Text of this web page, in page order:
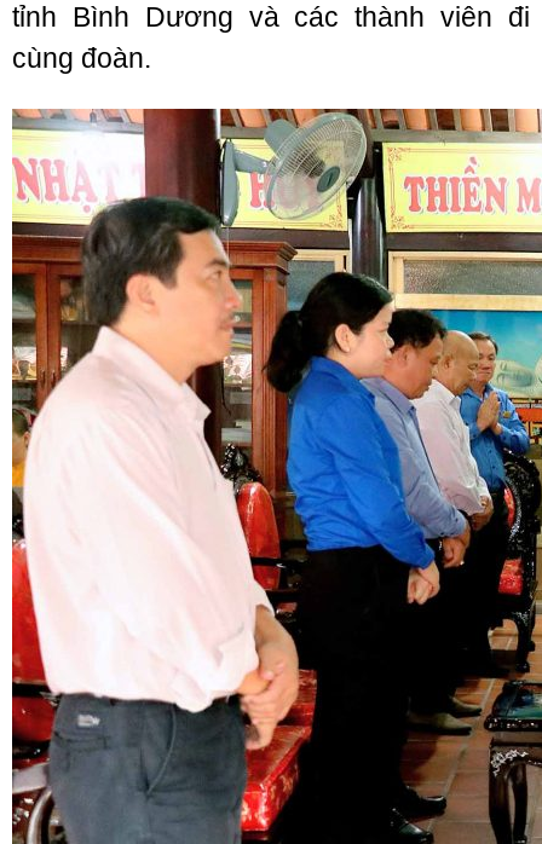
tỉnh Bình Dương và các thành viên đi
cùng đoàn.